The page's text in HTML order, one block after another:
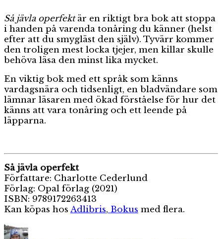
Så jävla operfektär en riktigt bra bok att stoppa
i handen på varenda tonåring du känner (helst
efter att du smygläst den själv). Tyvärr kommer
den troligen mest locka tjejer, men killar skulle
behöva läsa den minst lika mycket.
En viktig bok med ett språk som känns
vardagsnära och tidsenligt, en bladvändare som
lämnar läsaren med ökad förståelse för hur det
känns att vara tonåring och ett leende på
läpparna.
Så jävla operfekt
Författare: Charlotte Cederlund
Förlag: Opal förlag (2021)
ISBN: 9789172263413
Kan köpas hos Adlibris, Bokus med flera.
Författare